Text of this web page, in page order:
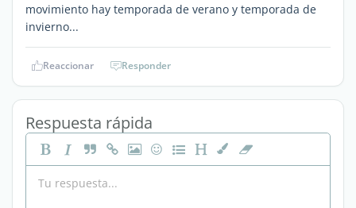
movimiento hay temporada de verano y temporada de
invierno...
Reaccionar Responder
Respuesta rápida